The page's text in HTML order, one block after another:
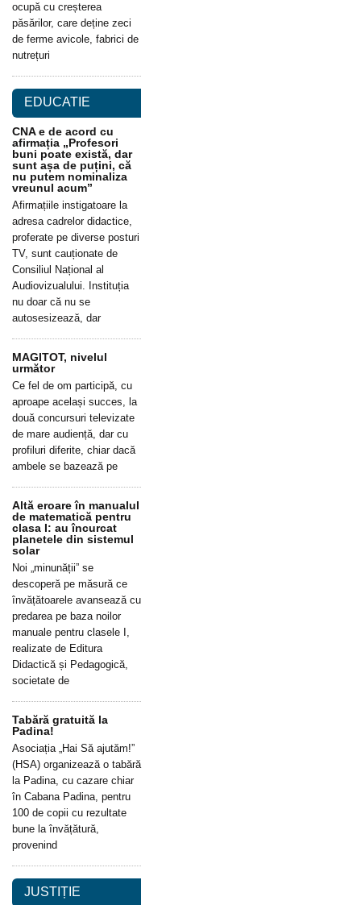
ocupă cu creșterea
păsărilor, care deține zeci
de ferme avicole, fabrici de
nutrețuri
EDUCATIE
CNA e de acord cu
afirmația „Profesori
buni poate există, dar
sunt așa de puțini, că
nu putem nominaliza
vreunul acum”
Afirmațiile instigatoare la
adresa cadrelor didactice,
proferate pe diverse posturi
TV, sunt cauționate de
Consiliul Național al
Audiovizualului. Instituția
nu doar că nu se
autosesizează, dar
MAGITOT, nivelul
următor
Ce fel de om participă, cu
aproape același succes, la
două concursuri televizate
de mare audiență, dar cu
profiluri diferite, chiar dacă
ambele se bazează pe
Altă eroare în manualul
de matematică pentru
clasa I: au încurcat
planetele din sistemul
solar
Noi „minunății” se
descoperă pe măsură ce
învățătoarele avansează cu
predarea pe baza noilor
manuale pentru clasele I,
realizate de Editura
Didactică și Pedagogică,
societate de
Tabără gratuită la
Padina!
Asociația „Hai Să ajutăm!”
(HSA) organizează o tabără
la Padina, cu cazare chiar
în Cabana Padina, pentru
100 de copii cu rezultate
bune la învățătură,
provenind
JUSTIȚIE